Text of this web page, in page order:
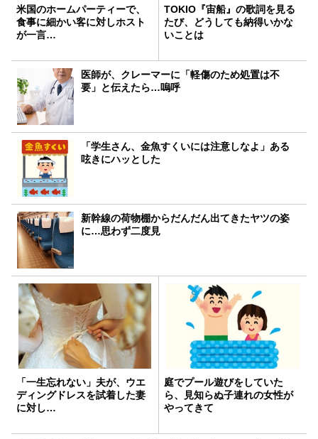
米国のホームパーティーで、
食事に細かい客に対しホスト
が一言…
TOKIO『宙船』の歌詞を見る
たび、どうしても納得いかな
いことは
医師が、クレーマーに「軽傷のため処置は不
要」と伝えたら…嗚呼
「学生さん、金魚すくいには注意しなよ」ある
呟きにハッとした
新幹線の荷物棚からだんだん出てきたヤツの姿
に…思わず二度見
「一生忘れない」夫が、ウエ
ディングドレスを試着した妻
に対し…
庭でプール遊びをしていた
ら、見知らぬ子連れの女性が
やってきて